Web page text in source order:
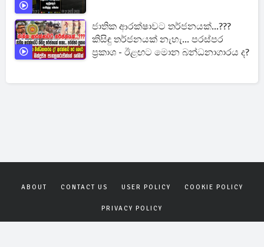
ජාතික ආරක්ෂාවට තර්ජනයක්...???
කිසිඳු තර්ජනයක් නැහැ... පරස්පර
ප්‍රකාශ - ඊළඟට මොන බන්ධනාගාරය ද?
ABOUT CONTACT US USER POLICY COOKIE POLICY
PRIVACY POLICY